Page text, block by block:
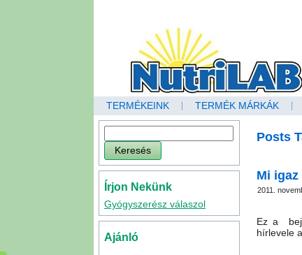
TERMÉKEINK TERMÉK MÁRKÁK
Írjon Nekünk
Gyógyszerész válaszol
Ajánló
Posts
Mi
2011.
Ez a
hírlevele